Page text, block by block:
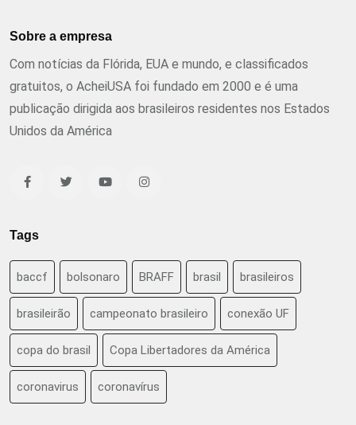
Sobre a empresa
Com notícias da Flórida, EUA e mundo, e classificados
gratuitos, o AcheiUSA foi fundado em 2000 e é uma
publicação dirigida aos brasileiros residentes nos Estados
Unidos da América
Tags
baccf bolsonaro BRAFF brasil brasileiros
brasileirão campeonato brasileiro conexão UF
copa do brasil Copa Libertadores da América
coronavirus coronavírus